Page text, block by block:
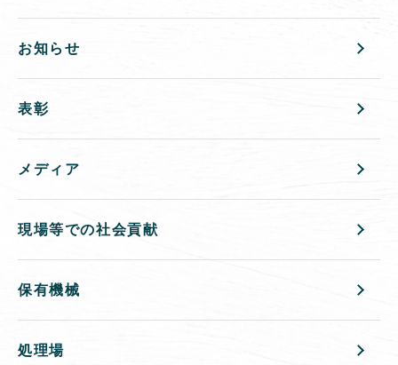
お知らせ
表彰
メディア
現場等での社会貢献
保有機械
処理場